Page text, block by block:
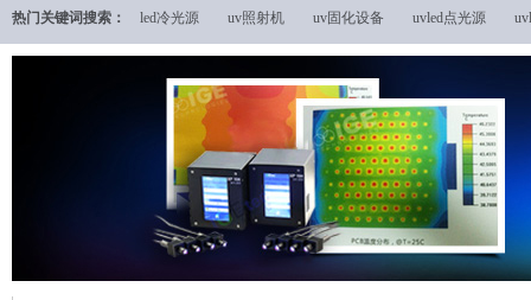
uvled技术文档
热门关键词搜索： led冷光源 uv照射机 uv固化设备 uvled点光源